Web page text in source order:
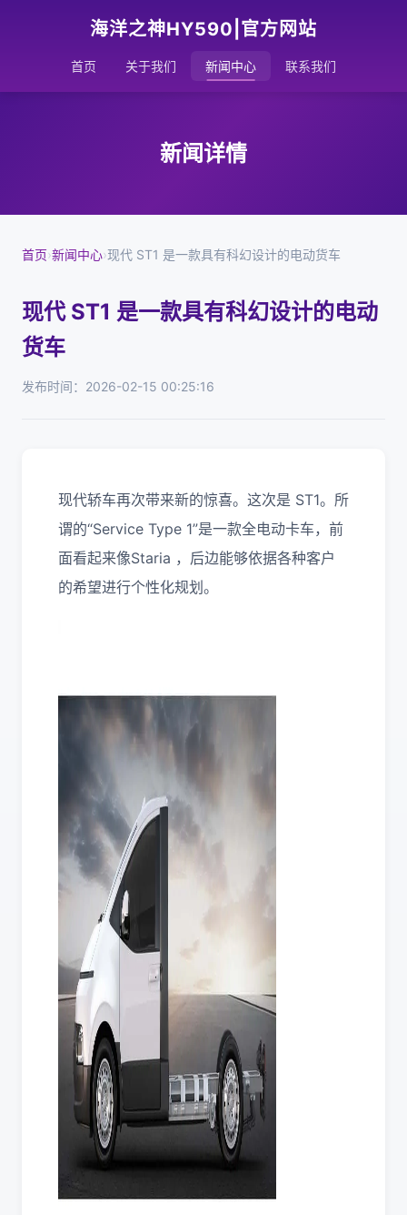
海洋之神HY590|官方网站
首页 关于我们 新闻中心 联系我们
新闻详情
首页›新闻中心›现代 ST1 是一款具有科幻设计的电动货车
现代 ST1 是一款具有科幻设计的电动
货车
发布时间：2026-02-15 00:25:16
现代轿车再次带来新的惊喜。这次是 ST1。所
谓的“Service Type 1”是一款全电动卡车，前
面看起来像Staria ，后边能够依据各种客户
的希望进行个性化规划。